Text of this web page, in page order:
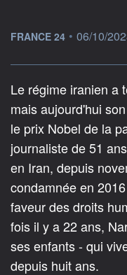
information fournie par
FRANCE 24 • 06/10/
Le régime iranien a
mais aujourd'hui
le prix Nobel de la
journaliste de 51
en Iran, depuis
condamnée en
faveur des droits
fois il y a 22 ans,
ses enfants - qui
depuis huit ans.